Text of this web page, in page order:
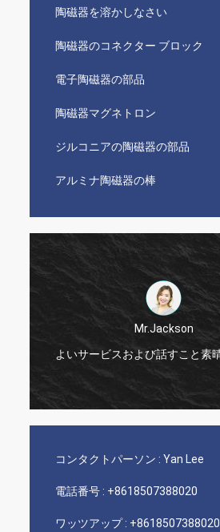
陶磁器を溶かしなさい
陶磁器のコネクター ブロック
電子陶磁器の部品
陶磁器マグネトロン
ジルコニアの陶磁器の部品
アルミナ陶磁器の棒
Mr.Jackson
よいサービスおよび話すこと素晴らしい。
コンタクトパーソン : Yan Lee
電話番号 : +8618507388020
ワッツアップ : +8618507388020